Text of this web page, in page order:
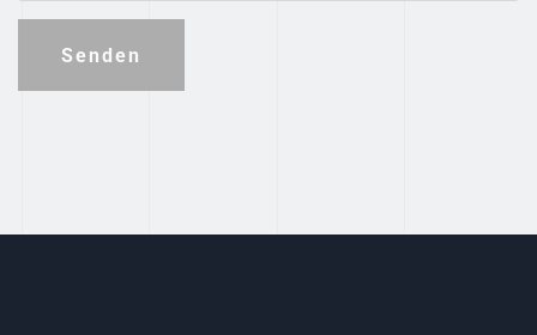
Senden